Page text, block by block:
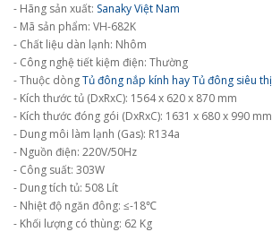
- Hãng sản xuất: Sanaky Việt Nam
- Mã sản phẩm: VH-682K
- Chất liệu dàn lạnh: Nhôm
- Công nghệ tiết kiệm điện: Thường
- Thuộc dòngTủ đông nắp kính hay Tủ đông siêu thị
- Kích thước tủ (DxRxC): 1564 x 620 x 870 mm
- Kích thước đóng gói (DxRxC): 1631 x 680 x 990 mm
- Dung môi làm lạnh (Gas): R134a
- Nguồn điện: 220V/50Hz
- Công suất: 303W
- Dung tích tủ: 508 Lít
- Nhiệt độ ngăn đông: ≤-18℃
- Khối lượng có thùng: 62 Kg